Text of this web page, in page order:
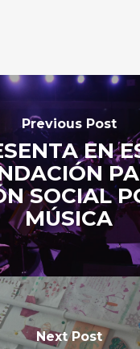
Previous Post
EN
SOCIAL
MÚSICA
Next Post